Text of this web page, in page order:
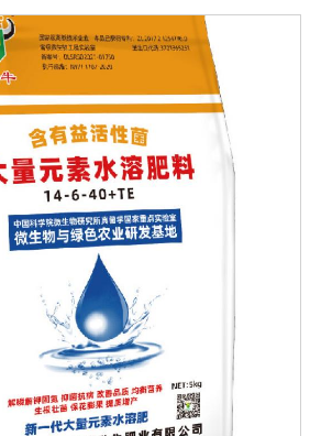
、葡萄、香蕉、柑橘、梨等)花前20
促进花芽分化，保花保果、着色好，
甜度，膨大早熟，提高商品性。玉米
灌浆期植株粗壮，抗旱抗倒，提高籽
预防粗缩病，解除除草剂药害。烟草
期促苗壮苗、叶片增大增厚，提高品
显著。棉花移栽后定苗期、现蕾期、
铃、提高单株结铃率。减少烂根、黑
良现象，防早衰。使用方法与使用
800-1000倍液，叶片正反面均匀喷
3-4次，每次间隔期10-15天;2、灌根:
液适量灌根;3、冲施或滴灌:每亩每
溶解后随水冲施或滴灌。注意事
性农药混用，并增加药效。2、宜在上
以后喷施，喷后4小时内遇雨水应补
燥通风处。